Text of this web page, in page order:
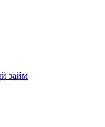
займ